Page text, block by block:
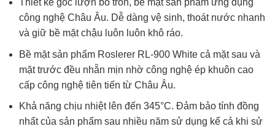
Thiết kế góc lượn bo tròn, bề mặt sản phẩm ứng dụng
công nghệ Châu Âu. Dễ dàng vệ sinh, thoát nước nhanh
và giữ bề mặt chậu luôn luôn khô ráo.
Bề mặt sản phẩm Roslerer RL-900 White cả mặt sau và
mặt trước đều nhẵn mịn nhờ công nghệ ép khuôn cao
cấp công nghệ tiên tiến từ Châu Âu.
Khả năng chịu nhiệt lên đến 345°C. Đảm bảo tính đồng
nhất của sản phẩm sau nhiều năm sử dụng kể cả khi sử